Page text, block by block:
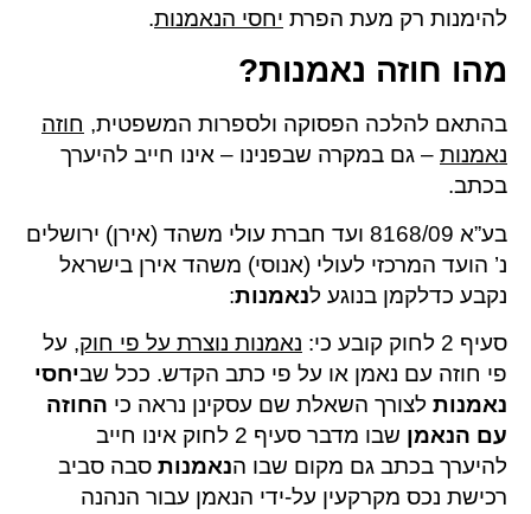
להימנות רק מעת הפרת יחסי הנאמנות.
מהו חוזה נאמנות?
בהתאם להלכה הפסוקה ולספרות המשפטית, חוזה
נאמנות – גם במקרה שבפנינו – אינו חייב להיערך
בכתב.
בע”א 8168/09 ועד חברת עולי משהד (אירן) ירושלים
נ’ הועד המרכזי לעולי (אנוסי) משהד אירן בישראל
נקבע כדלקמן בנוגע לנאמנות:
סעיף 2 לחוק קובע כי:
נאמנות נוצרת על פי חוק, על
פי חוזה עם נאמן או על פי כתב הקדש. ככל שביחסי
נאמנות לצורך השאלת שם עסקינן נראה כי החוזה
עם הנאמן
שבו מדבר סעיף 2 לחוק אינו חייב
להיערך בכתב גם מקום שבו הנאמנות סבה סביב
רכישת נכס מקרקעין על-ידי הנאמן עבור הנהנה